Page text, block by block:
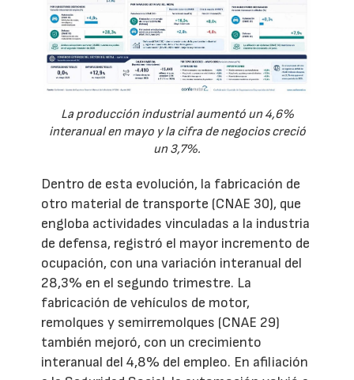
La producción industrial aumentó un 4,6%
interanual en mayo y la cifra de negocios creció
un 3,7%.
Dentro de esta evolución, la fabricación de
otro material de transporte (CNAE 30), que
engloba actividades vinculadas a la industria
de defensa, registró el mayor incremento de
ocupación, con una variación interanual del
28,3% en el segundo trimestre. La
fabricación de vehículos de motor,
remolques y semirremolques (CNAE 29)
también mejoró, con un crecimiento
interanual del 4,8% del empleo. En afiliación